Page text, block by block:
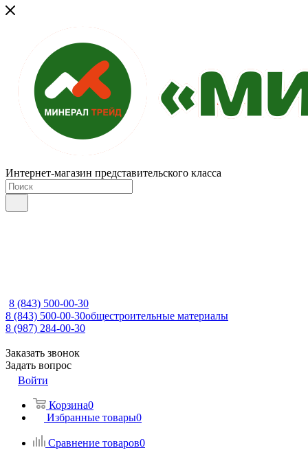
Интернет-магазин представительского класса
8 (843) 500-00-30
8 (843) 500-00-30общестроительные материалы
8 (987) 284-00-30
Заказать звонок
Задать вопрос
Войти
Корзина0
Избранные товары0
Сравнение товаров0